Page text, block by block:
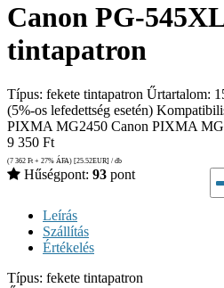
Canon PG-
tintapatron
Típus: fekete tintapatron Űrtartalom:
(5%-os lefedettség esetén)
PIXMA MG2450 Canon PIXMA
9 350 Ft
(7 362 Ft + 27% ÁFA) [25.52EUR] / db
Hűségpont: 93 pont
Leírás
Szállítás
Értékelés
Típus: fekete tintapatron